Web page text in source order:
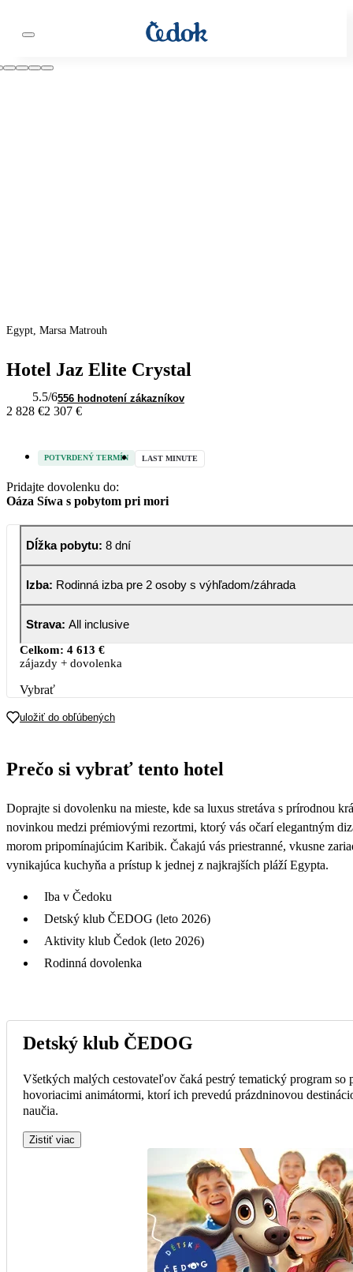
Egypt, Marsa Matrouh
Hotel Jaz Elite Crystal
5.5/6556 hodnotení zákazníkov
2 828 €2 307 €
POTVRDENÝ TERMÍN LAST MINUTE
Pridajte dovolenku do:
Oáza Síwa s pobytom pri mori
Dĺžka pobytu: 8 dní
Izba: Rodinná izba pre 2 osoby s výhľadom/záhrada
Strava: All inclusive
Celkom: 4 613 €
zájazdy + dovolenka
Vybrať
uložiť do obľúbených
Prečo si vybrať tento hotel
Doprajte si dovolenku na mieste, kde sa luxus stretáva s prírodnou
novinkou medzi prémiovými rezortmi, ktorý vás očarí elegantným
morom pripomínajúcim Karibik. Čakajú vás priestranné, vkusne
vynikajúca kuchyňa a prístup k jednej z najkrajších pláží Egypta.
Iba v Čedoku
Detský klub ČEDOG (leto 2026)
Aktivity klub Čedok (leto 2026)
Rodinná dovolenka
Detský klub ČEDOG
Všetkých malých cestovateľov čaká pestrý tematický program so
hovoriacimi animátormi, ktorí ich prevedú prázdninovou
naučia.
Zistiť viac